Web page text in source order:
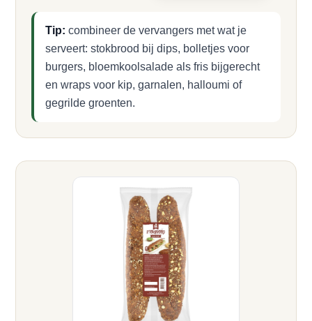
Tip: combineer de vervangers met wat je
serveert: stokbrood bij dips, bolletjes voor
burgers, bloemkoolsalade als fris bijgerecht
en wraps voor kip, garnalen, halloumi of
gegrilde groenten.